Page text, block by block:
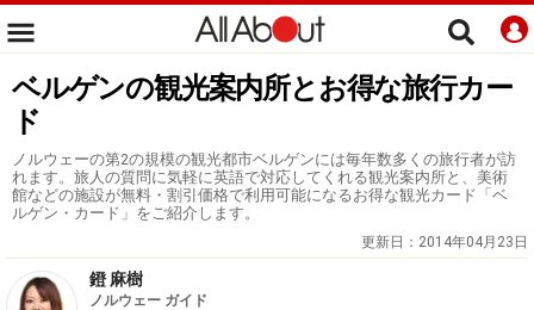
ベルゲンの観光案内所とお得な旅行カー
ド
ノルウェーの第2の規模の観光都市ベルゲンには毎年数多くの旅行者が訪
れます。旅人の質問に気軽に英語で対応してくれる観光案内所と、美術
館などの施設が無料・割引価格で利用可能になるお得な観光カード「ベ
ルゲン・カード」をご紹介します。
更新日： 2014年04月23日
鐙 麻樹
ノルウェー ガイド